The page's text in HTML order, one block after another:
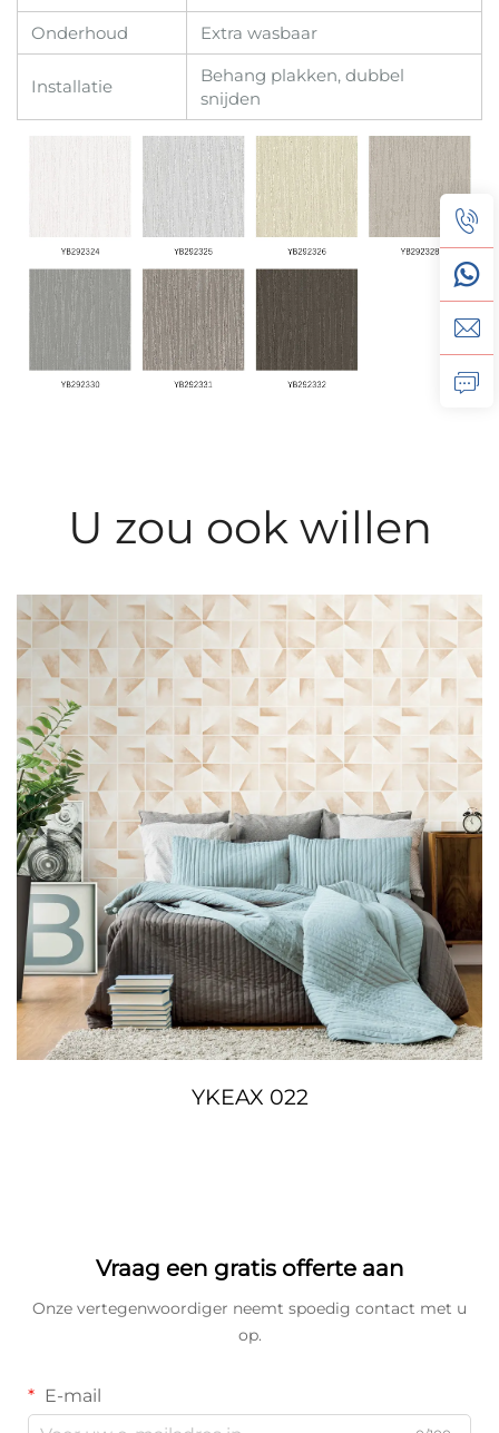
Onderhoud
Extra wasbaar
Installatie
Behang plakken, dubbel
snijden
U zou ook willen
YKEAX 022
Vraag een gratis offerte aan
Onze vertegenwoordiger neemt spoedig contact met u
op.
E-mail